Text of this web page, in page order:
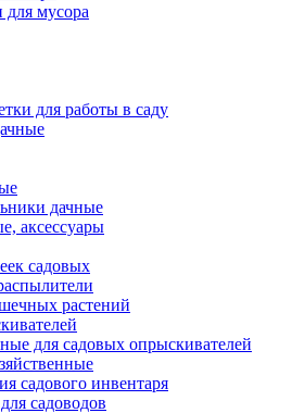
мусора
для работы в саду
дачные
аксессуары
садовых
растений
для садовых опрыскивателей
садового инвентаря
садоводов